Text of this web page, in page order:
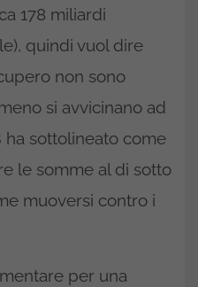
178 miliardi
quindi vuol dire
non sono
si avvicinano ad
ha sottolineato come
le somme al di sotto
muoversi contro i
per una